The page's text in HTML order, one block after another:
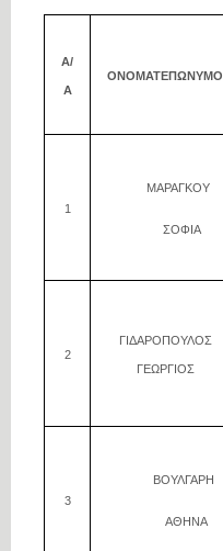
Α/
Α
ΟΝΟΜΑΤΕΠΩΝΥΜΟ
1
ΜΑΡΑΓΚΟΥ
ΣΟΦΙΑ
2
ΓΙΔΑΡΟΠΟΥΛΟΣ
ΓΕΩΡΓΙΟΣ
3
ΒΟΥΛΓΑΡΗ
ΑΘΗΝΑ